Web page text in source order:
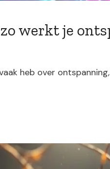
werkt je
heb over